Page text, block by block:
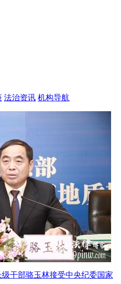
法治资讯 机构导航
干部骆玉林接受中央纪委国家